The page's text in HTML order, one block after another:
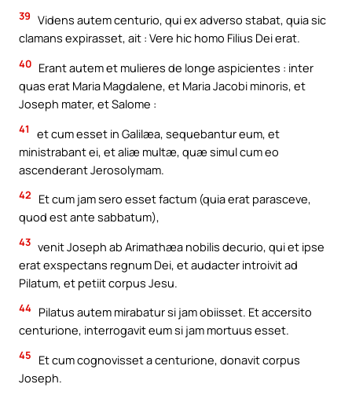
39 Videns autem centurio, qui ex adverso stabat, quia sic
clamans expirasset, ait : Vere hic homo Filius Dei erat.
40 Erant autem et mulieres de longe aspicientes : inter
quas erat Maria Magdalene, et Maria Jacobi minoris, et
Joseph mater, et Salome :
41
et cum esset in Galilæa, sequebantur eum, et
ministrabant ei, et aliæ multæ, quæ simul cum eo
ascenderant Jerosolymam.
42
Et cum jam sero esset factum (quia erat parasceve,
quod est ante sabbatum),
43 venit Joseph ab Arimathæa nobilis decurio, qui et ipse
erat exspectans regnum Dei, et audacter introivit ad
Pilatum, et petiit corpus Jesu.
44 Pilatus autem mirabatur si jam obiisset. Et accersito
centurione, interrogavit eum si jam mortuus esset.
45
Et cum cognovisset a centurione, donavit corpus
Joseph.